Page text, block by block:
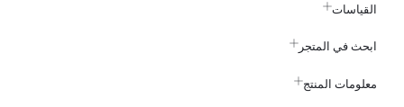
القياسات
ابحث في المتجر
معلومات المنتج